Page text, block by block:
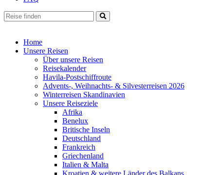
Home
Unsere Reisen
Über unsere Reisen
Reisekalender
Havila-Postschiffroute
Advents-, Weihnachts- & Silvesterreisen 2026
Winterreisen Skandinavien
Unsere Reiseziele
Afrika
Benelux
Britische Inseln
Deutschland
Frankreich
Griechenland
Italien & Malta
Kroatien & weitere Länder des Balkans